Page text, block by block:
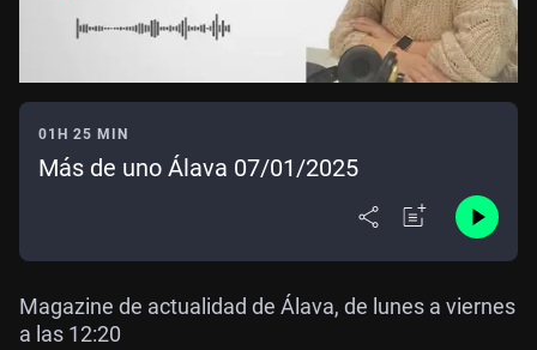
01H 25 MIN
Más de uno Álava 07/01/2025
Magazine de actualidad de Álava, de lunes a viernes
a las 12:20